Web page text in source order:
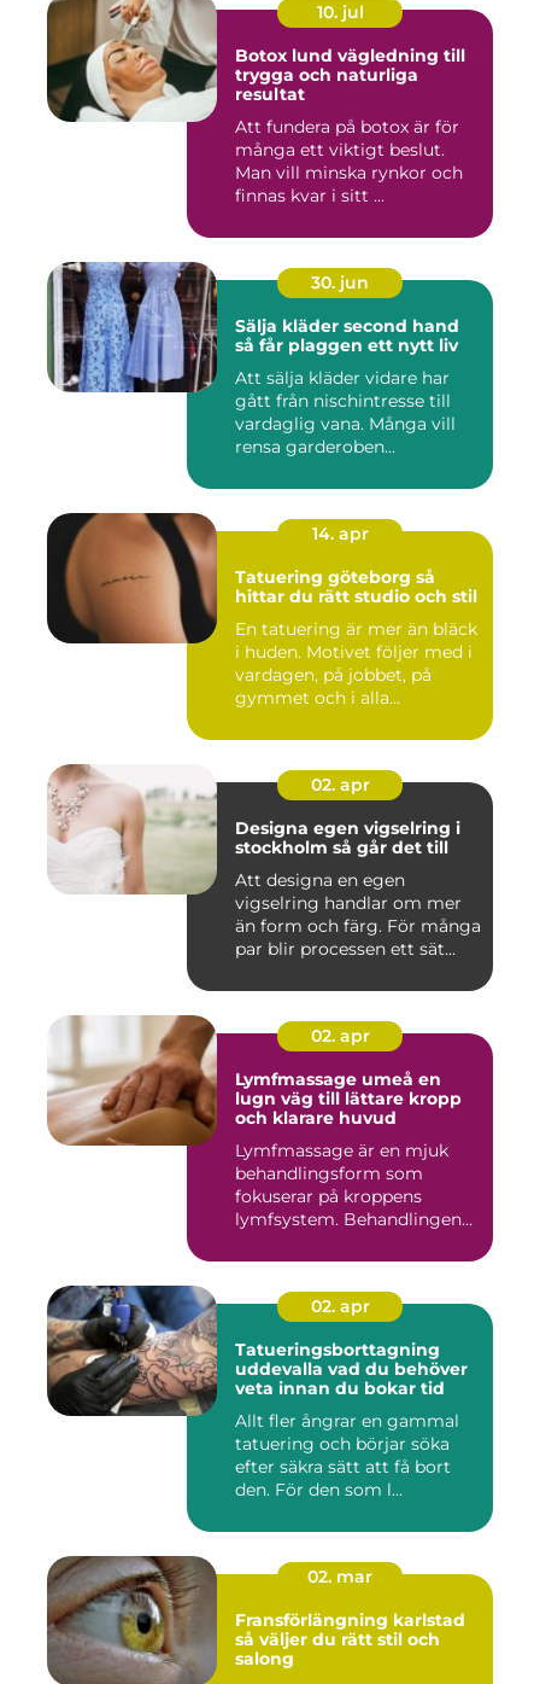
10. jul
Botox lund vägledning till
trygga och naturliga
resultat
Att fundera på botox är för
många ett viktigt beslut.
Man vill minska rynkor och
finnas kvar i sitt ...
30. jun
Sälja kläder second hand
så får plaggen ett nytt liv
Att sälja kläder vidare har
gått från nischintresse till
vardaglig vana. Många vill
rensa garderoben...
14. apr
Tatuering göteborg så
hittar du rätt studio och stil
En tatuering är mer än bläck
i huden. Motivet följer med i
vardagen, på jobbet, på
gymmet och i alla...
02. apr
Designa egen vigselring i
stockholm så går det till
Att designa en egen
vigselring handlar om mer
än form och färg. För många
par blir processen ett sät...
02. apr
Lymfmassage umeå en
lugn väg till lättare kropp
och klarare huvud
Lymfmassage är en mjuk
behandlingsform som
fokuserar på kroppens
lymfsystem. Behandlingen
02. apr
Tatueringsborttagning
uddevalla vad du behöver
veta innan du bokar tid
Allt fler ångrar en gammal
tatuering och börjar söka
efter säkra sätt att få bort
den. För den som l...
02. mar
Fransförlängning karlstad
så väljer du rätt stil och
salong